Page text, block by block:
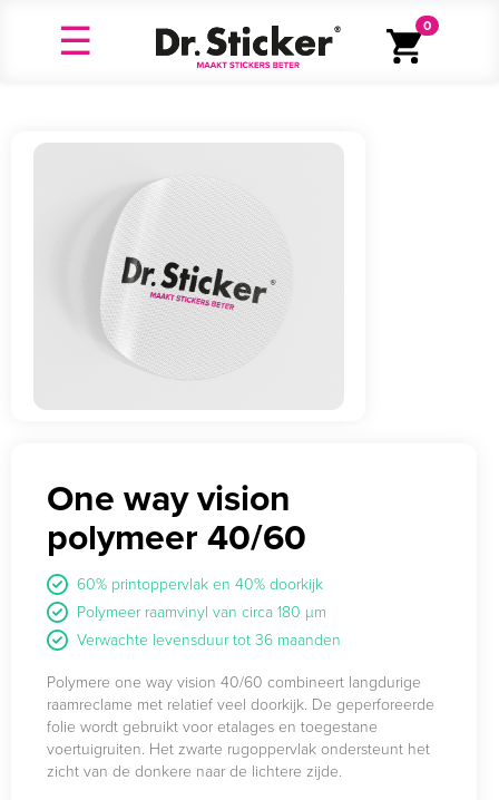
0
One way vision
polymeer 40/60
60% printoppervlak en 40% doorkijk
Polymeer raamvinyl van circa 180 µm
Verwachte levensduur tot 36 maanden
Polymere one way vision 40/60 combineert langdurige
raamreclame met relatief veel doorkijk. De geperforeerde
folie wordt gebruikt voor etalages en toegestane
voertuigruiten. Het zwarte rugoppervlak ondersteunt het
zicht van de donkere naar de lichtere zijde.